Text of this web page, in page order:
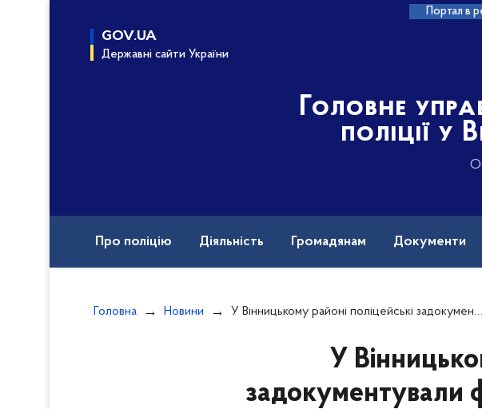
Портал в
GOV.UA
Державні сайти України
Головне
поліції у
Про поліцію Діяльність Громадянам Документи
Головна Новини У Вінницькому районі поліцейські задокументували факт незаконного зберігання місцевим жителем наркотичних речовин та боєприпасів
У
задокументували